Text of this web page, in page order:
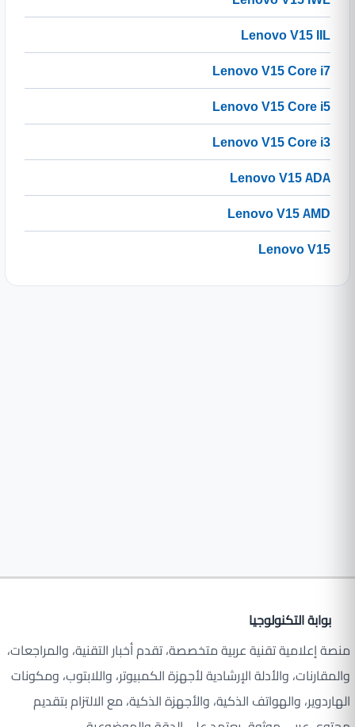
Lenovo V15 IIL
Lenovo V15 Core i7
Lenovo V15 Core i5
Lenovo V15 Core i3
Lenovo V15 ADA
Lenovo V15 AMD
Lenovo V15
بوابة التكنولوجيا
منصة إعلامية تقنية عربية متخصصة، تقدم أخبار التقنية، والمراجعات،
والمقارنات، والأدلة الإرشادية لأجهزة الكمبيوتر، واللابتوب، ومكونات
الهاردوير، والهواتف الذكية، والأجهزة الذكية، مع الالتزام بتقديم